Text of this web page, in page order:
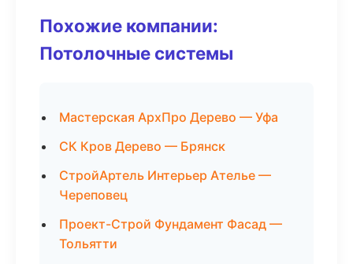
Похожие компании:
Потолочные системы
Мастерская АрхПро Дерево — Уфа
СК Кров Дерево — Брянск
СтройАртель Интерьер Ателье —
Череповец
Проект-Строй Фундамент Фасад —
Тольятти